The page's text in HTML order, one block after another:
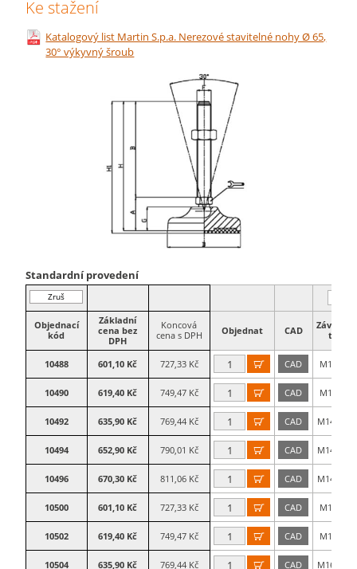
Ke stažení
Katalogový list Martin S.p.a. Nerezové stavitelné nohy Ø 65,
30° výkyvný šroub
Standardní provedení
Zruš
filtr
Objednací
kód
Základní
cena bez
DPH
Koncová
cena s DPH
Objednat CAD
Závitová
tyč
10488 601,10 Kč 727,33 Kč  CAD M14×50
10490 619,40 Kč 749,47 Kč  CAD M14×75
10492 635,90 Kč 769,44 Kč  CAD M14×100
10494 652,90 Kč 790,01 Kč  CAD M14×125
10496 670,30 Kč 811,06 Kč  CAD M14×150
10500 601,10 Kč 727,33 Kč  CAD M16×50
10502 619,40 Kč 749,47 Kč  CAD M16×75
10504 635,90 Kč 769,44 Kč  CAD M16×100